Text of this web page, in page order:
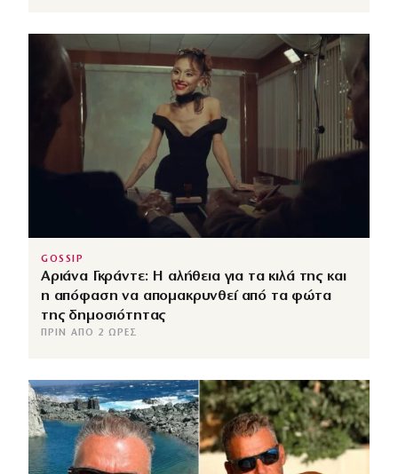
GOSSIP
Αριάνα Γκράντε: Η αλήθεια για τα κιλά της και
η απόφαση να απομακρυνθεί από τα φώτα
της δημοσιότητας
ΠΡΙΝ ΑΠΌ 2 ΏΡΕΣ